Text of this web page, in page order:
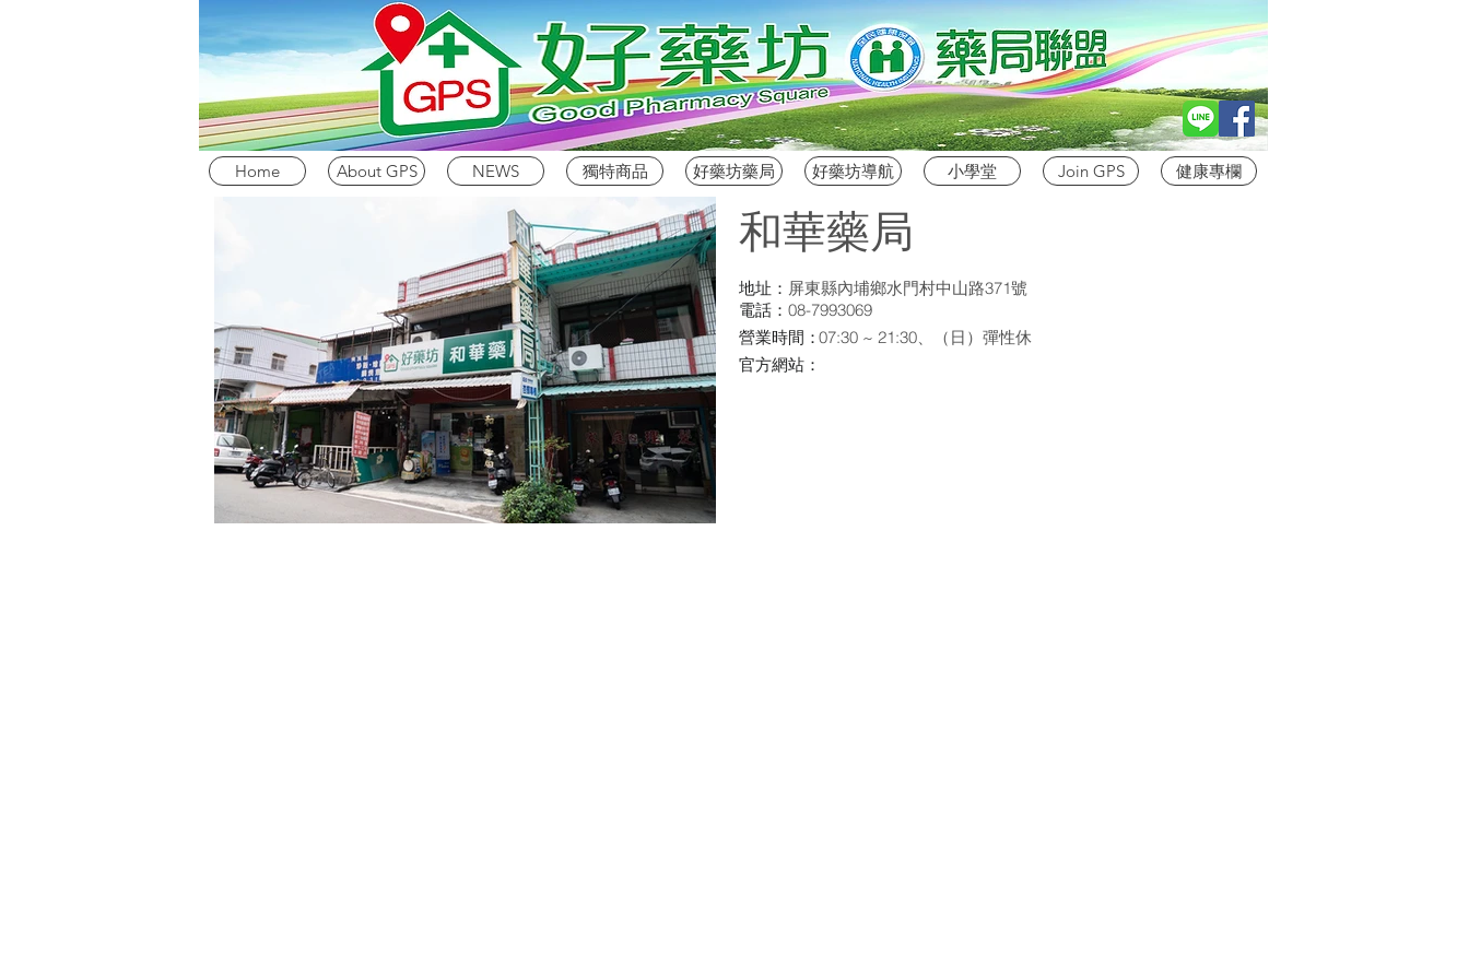
Home About GPS NEWS 獨特商品 好藥坊藥局 好藥坊導航 小學堂 Join GPS 健康專欄
和華藥局
屏東縣內埔鄉水門村中山路371號
地址：
08-7993069
電話：
07:30 ~ 21:30、（日）彈性休
營業時間：
官方網站：